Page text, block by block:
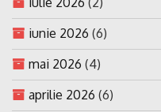
iunie 2026 (6)
mai 2026 (4)
aprilie 2026 (6)